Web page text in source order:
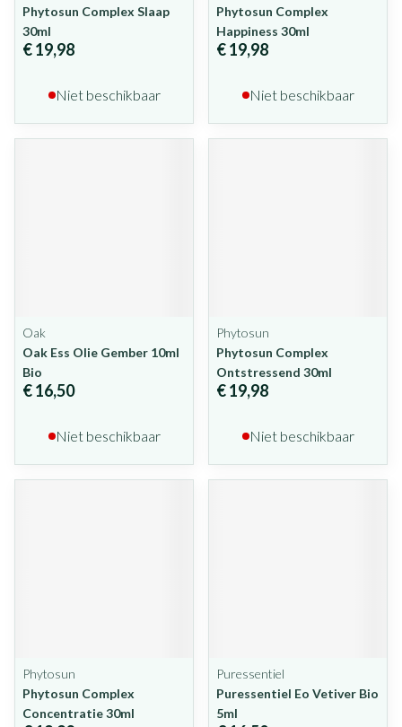
Phytosun Complex Slaap
30ml
€ 19,98
Niet beschikbaar
Phytosun Complex
Happiness 30ml
€ 19,98
Niet beschikbaar
Oak
Oak Ess Olie Gember 10ml
Bio
€ 16,50
Niet beschikbaar
Phytosun
Phytosun Complex
Ontstressend 30ml
€ 19,98
Niet beschikbaar
Phytosun
Phytosun Complex
Concentratie 30ml
Puressentiel
Puressentiel Eo Vetiver Bio
5ml